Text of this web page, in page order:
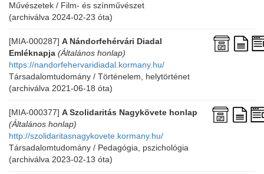
Művészetek / Film- és színművészet
(archiválva 2024-02-23 óta)
[MIA-000287] A Nándorfehérvári Diadal
Emléknapja (Általános honlap)
https://nandorfehervaridiadal.kormany.hu/
Társadalomtudomány / Történelem, helytörténet
(archiválva 2021-06-18 óta)
[MIA-000377] A Szolidaritás Nagykövete honlap
(Általános honlap)
http://szolidaritasnagykovete.kormany.hu/
Társadalomtudomány / Pedagógia, pszichológia
(archiválva 2023-02-13 óta)